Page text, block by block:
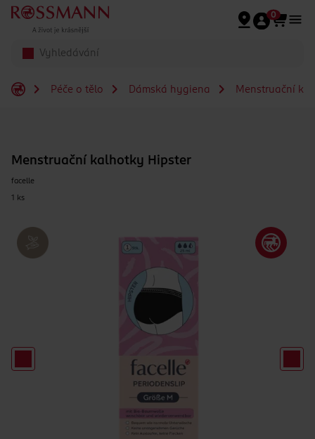
Přeskočit na hlavmní obsah
0
Péče o tělo Dámská hygiena Menstruační
Menstruační kalhotky Hipster
facelle
1 ks